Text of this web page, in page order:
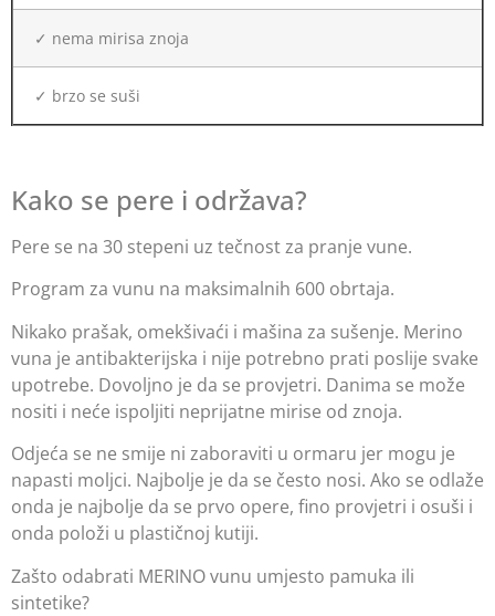
✓ nema mirisa znoja
✓ brzo se suši
Kako se pere i održava?
Pere se na 30 stepeni uz tečnost za pranje vune.
Program za vunu na maksimalnih 600 obrtaja.
Nikako prašak, omekšivaći i mašina za sušenje. Merino
vuna je antibakterijska i nije potrebno prati poslije svake
upotrebe. Dovoljno je da se provjetri. Danima se može
nositi i neće ispoljiti neprijatne mirise od znoja.
Odjeća se ne smije ni zaboraviti u ormaru jer mogu je
napasti moljci. Najbolje je da se često nosi. Ako se odlaže
onda je najbolje da se prvo opere, fino provjetri i osuši i
onda položi u plastičnoj kutiji.
Zašto odabrati MERINO vunu umjesto pamuka ili
sintetike?